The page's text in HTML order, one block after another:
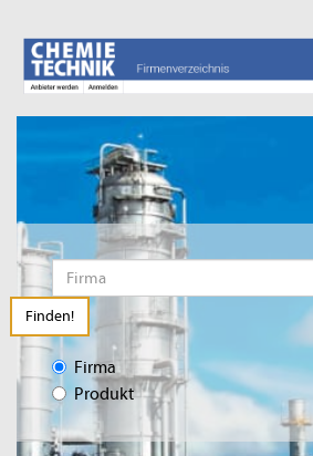
Finden!
Firma
Produkt